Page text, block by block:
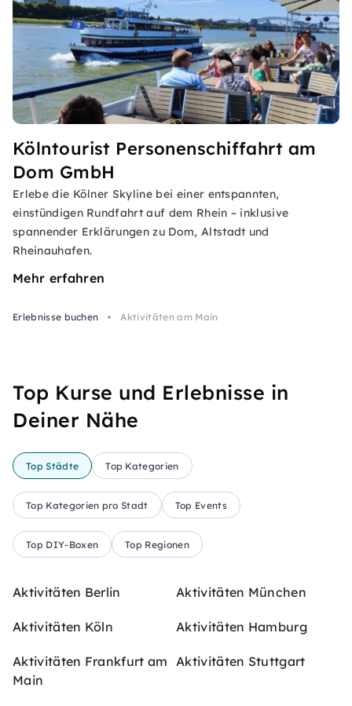
Kölntourist Personenschiffahrt am
Dom GmbH
Erlebe die Kölner Skyline bei einer entspannten,
einstündigen Rundfahrt auf dem Rhein – inklusive
spannender Erklärungen zu Dom, Altstadt und
Rheinauhafen.
Mehr erfahren
Erlebnisse buchen Aktivitäten am Main
Top Kurse und Erlebnisse in
Deiner Nähe
Top Städte Top Kategorien
Top Kategorien pro Stadt Top Events
Top DIY-Boxen Top Regionen
Aktivitäten Berlin Aktivitäten München
Aktivitäten Köln Aktivitäten Hamburg
Aktivitäten Frankfurt am
Main
Aktivitäten Stuttgart